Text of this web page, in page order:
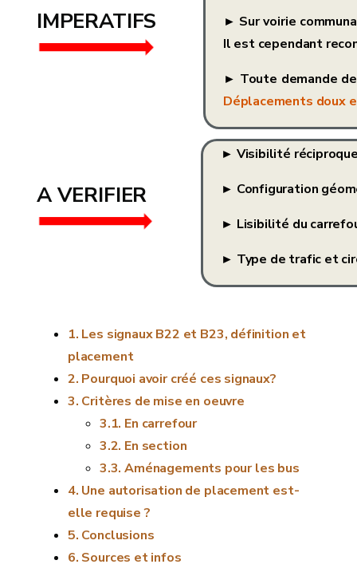
IMPERATIFS
► Sur voirie
Il est cependant
► Toute demande
Déplacements doux
A VERIFIER
► Visibilité
► Configuration
► Lisibilité du
► Type de trafic et
Les signaux B22 et B23, définition et
placement
Pourquoi avoir créé ces signaux?
Critères de mise en oeuvre
En carrefour
En section
Aménagements pour les bus
Une autorisation de placement est-
elle requise ?
Conclusions
Sources et infos